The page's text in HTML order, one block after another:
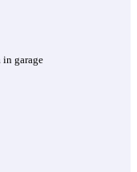
garage